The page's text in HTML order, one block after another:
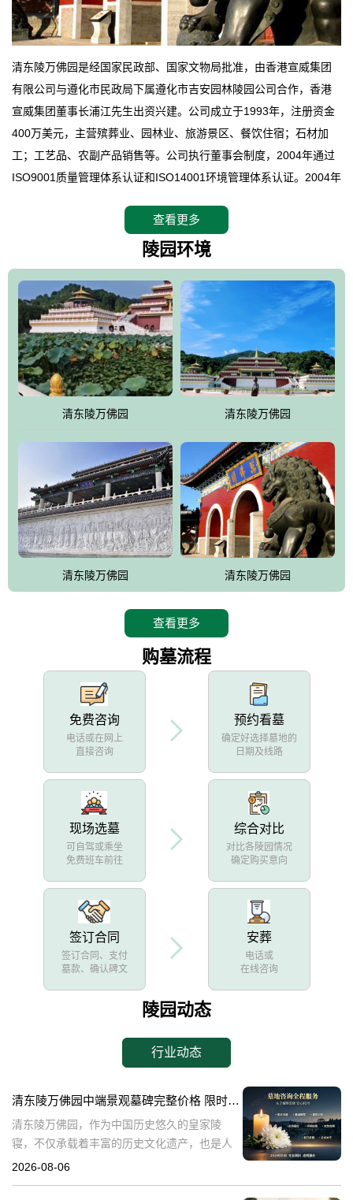
清东陵万佛园是经国家民政部、国家文物局批准，由香港宣威集团
有限公司与遵化市民政局下属遵化市吉安园林陵园公司合作，香港
宣威集团董事长浦江先生出资兴建。公司成立于1993年，注册资金
400万美元，主营殡葬业、园林业、旅游景区、餐饮住宿；石材加
工；工艺品、农副产品销售等。公司执行董事会制度，2004年通过
ISO9001质量管理体系认证和ISO14001环境管理体系认证。2004年
拥有4A级旅游区头衔的花园式陵园，园内建有四星级酒店一座。
万佛园位于遵化市境内，座落在世界文化遗产清东陵地形墙内，地
形绝佳，地理位置优越，交通便利。公司以“建设全国顶级人生后花
园、打造佛教精品旅游圣地”为目标，以海外归侨、国内外知名人士
的墓地安葬、祭祀吊亡并结合旅游参观构成其主要使用功能；以苍
郁绚丽、优雅宜人的园林景观构成其外部形象。通过墓园建设与造
园手法相结合的默契操作，建成一处特色鲜明、服务周全、环境优
美、民族风格突出，与周边文物古迹交相呼应的极具吸引力的花园
式园林。
万佛园工程一期占地448亩，目前完成投资近12亿元人民币，园区采
用全仿古式建筑，寻求与世界文化遗产地清东陵的和谐统一，在园
区建设中寻求陵园建设与景区建设的有机融合，充分发挥独一无二
的地形优势，打造现代艺术园林，建设旅游景观、寺庙、酒店等综
合服务设施，服务于陵园经营，使企业的多元化经营项目相互依
托、相互促进，园区绿化覆盖率达90%。
设计建造各种墓地墓位3万个；主体建筑金宝塔，墓位容量8万个，
能适应不同消费阶层的需求，为客户提供墓碑设计制作服务、特色
查看更多
陵园环境
清东陵万佛园 清东陵万佛园
清东陵万佛园 清东陵万佛园
查看更多
购墓流程
免费咨询
电话或在网上
直接咨询
预约看墓
确定好选择墓地的
日期及线路
现场选墓
可自驾或乘坐
免费班车前往
综合对比
对比各陵园情况
确定购买意向
签订合同
签订合同、支付
墓款、确认碑文
安葬
电话或
在线咨询
陵园动态
行业动态
清东陵万佛园中端景观墓碑完整价格 限时减免多年管理费详解
清东陵万佛园，作为中国历史悠久的皇家陵
寝，不仅承载着丰富的历史文化遗产，也是人
们缅怀先人、寄托哀思的重要场所。近年来，
2026-08-06